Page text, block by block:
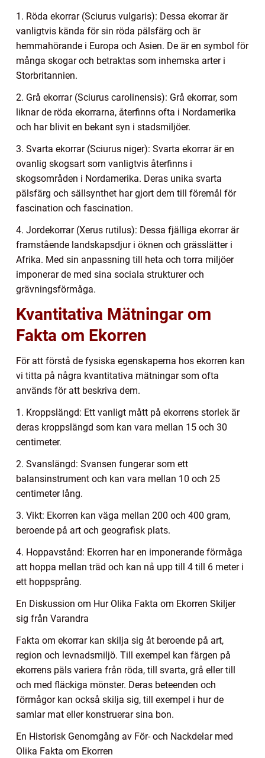
1. Röda ekorrar (Sciurus vulgaris): Dessa ekorrar är
vanligtvis kända för sin röda pälsfärg och är
hemmahörande i Europa och Asien. De är en symbol för
många skogar och betraktas som inhemska arter i
Storbritannien.
2. Grå ekorrar (Sciurus carolinensis): Grå ekorrar, som
liknar de röda ekorrarna, återfinns ofta i Nordamerika
och har blivit en bekant syn i stadsmiljöer.
3. Svarta ekorrar (Sciurus niger): Svarta ekorrar är en
ovanlig skogsart som vanligtvis återfinns i
skogsområden i Nordamerika. Deras unika svarta
pälsfärg och sällsynthet har gjort dem till föremål för
fascination och fascination.
4. Jordekorrar (Xerus rutilus): Dessa fjälliga ekorrar är
framstående landskapsdjur i öknen och grässlätter i
Afrika. Med sin anpassning till heta och torra miljöer
imponerar de med sina sociala strukturer och
grävningsförmåga.
Kvantitativa Mätningar om
Fakta om Ekorren
För att förstå de fysiska egenskaperna hos ekorren kan
vi titta på några kvantitativa mätningar som ofta
används för att beskriva dem.
1. Kroppslängd: Ett vanligt mått på ekorrens storlek är
deras kroppslängd som kan vara mellan 15 och 30
centimeter.
2. Svanslängd: Svansen fungerar som ett
balansinstrument och kan vara mellan 10 och 25
centimeter lång.
3. Vikt: Ekorren kan väga mellan 200 och 400 gram,
beroende på art och geografisk plats.
4. Hoppavstånd: Ekorren har en imponerande förmåga
att hoppa mellan träd och kan nå upp till 4 till 6 meter i
ett hoppsprång.
En Diskussion om Hur Olika Fakta om Ekorren Skiljer
sig från Varandra
Fakta om ekorrar kan skilja sig åt beroende på art,
region och levnadsmiljö. Till exempel kan färgen på
ekorrens päls variera från röda, till svarta, grå eller till
och med fläckiga mönster. Deras beteenden och
förmågor kan också skilja sig, till exempel i hur de
samlar mat eller konstruerar sina bon.
En Historisk Genomgång av För- och Nackdelar med
Olika Fakta om Ekorren